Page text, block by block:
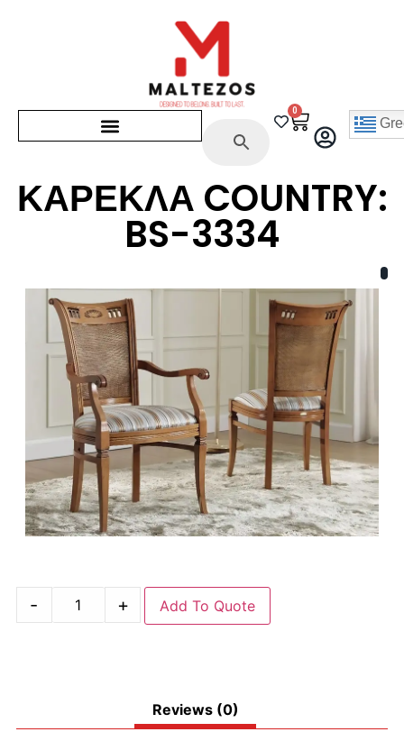
0
ΚΑΡΕΚΛΑ COUNTRY:
BS-3334
- + Add To Quote
Reviews (0)